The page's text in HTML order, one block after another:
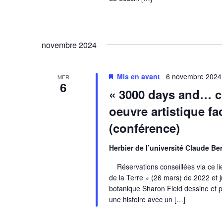
novembre 2024
MER
6
« 3000 days and…
oeuvre artistique
(conférence)
Mis en avant 6 novembre
Herbier de l’université Claude
Réservations conseillées via ce
de la Terre » (26 mars) de 2022 et
botanique Sharon Field dessine et
une histoire avec un […]